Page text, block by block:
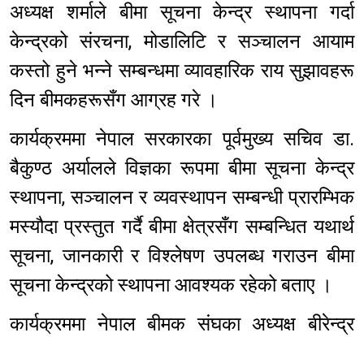
अध्यक्ष शर्माले बीमा सूचना केन्द्र स्थापना गर्दा
केन्द्रको संरचना, मोडालिटि र सञ्चालन आयाम
कस्तो हुने भन्ने सम्बन्धमा व्यावहारिक राय सुझावहरू
दिन बीमकहरूसँग आग्रह गरे ।
कार्यक्रममा नेपाल सरकारका पूर्वमुख्य सचिव डा.
बैकुण्ठ अर्यालले विज्ञका रूपमा बीमा सूचना केन्द्र
स्थापना, सञ्चालन र व्यवस्थापन सम्बन्धी प्रारम्भिक
मस्यौदा प्रस्तुत गर्दै बीमा क्षेत्रसँग सम्बन्धित यथार्थ
सूचना, जानकारी र विश्लेषण उपलब्ध गराउन बीमा
सूचना केन्द्रको स्थापना आवश्यक रहेको बताए ।
कार्यक्रममा नेपाल बीमक संघका अध्यक्ष बीरेन्द्र